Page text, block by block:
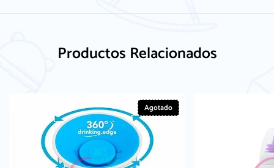
Productos Relacionados
Agotado